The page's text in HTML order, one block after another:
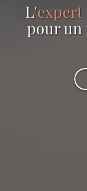
L'expert
pourun